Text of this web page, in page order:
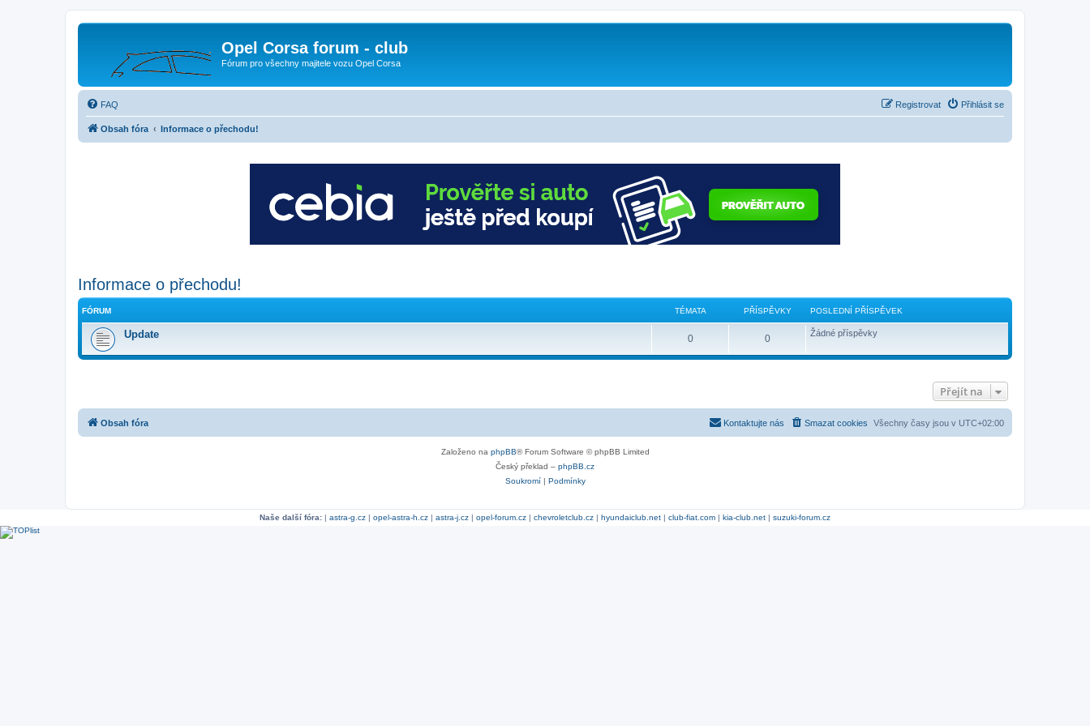
Opel Corsa forum - club
Fórum pro všechny majitele vozu Opel Corsa
FAQ Přihlásit se
Registrovat
Obsah fóra Informace o přechodu!
Informace o přechodu!
FÓRUM TÉMATA PŘÍSPĚVKY POSLEDNÍ PŘÍSPĚVEK
Update 0 0 Žádné příspěvky
Přejít na
Obsah fóra Všechny časy jsou v UTC+02:00
Smazat cookies
Kontaktujte nás
Založeno na phpBB® Forum Software © phpBB Limited
Český překlad – phpBB.cz
Soukromí| Podmínky
Naše další fóra: | astra-g.cz | opel-astra-h.cz | astra-j.cz | opel-forum.cz | chevroletclub.cz | hyundaiclub.net | club-fiat.com | kia-club.net | suzuki-forum.cz